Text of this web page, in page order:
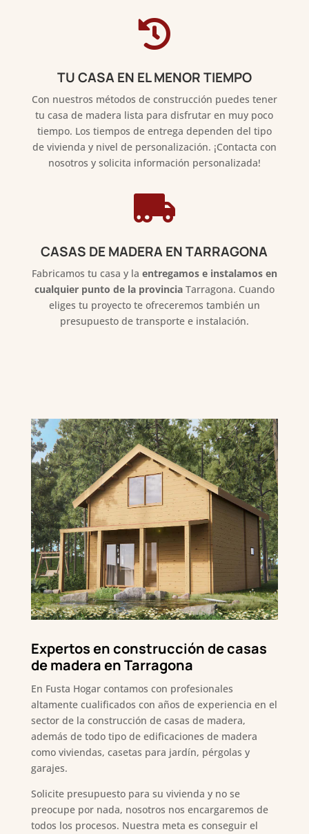

TU CASA EN EL MENOR TIEMPO
Con nuestros métodos de construcción puedes tener
tu casa de madera lista para disfrutar en muy poco
tiempo. Los tiempos de entrega dependen del tipo
de vivienda y nivel de personalización. ¡Contacta con
nosotros y solicita información personalizada!

CASAS DE MADERA EN TARRAGONA
Fabricamos tu casa y la entregamos e instalamos en
cualquier punto de la provinciaTarragona. Cuando
eliges tu proyecto te ofreceremos también un
presupuesto de transporte e instalación.
Expertos en construcción de casas
de madera en Tarragona
En Fusta Hogar contamos con profesionales
altamente cualificados con años de experiencia en el
sector de la construcción de casas de madera,
además de todo tipo de edificaciones de madera
como viviendas, casetas para jardín, pérgolas y
garajes.
Solicite presupuesto para su vivienda y no se
preocupe por nada, nosotros nos encargaremos de
todos los procesos. Nuestra meta es conseguir el